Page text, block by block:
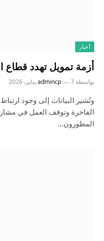
أخبار
أزمة تمويل تهدد قطاع
بواسطة admincp 7 يناير، 2026
وتُشير البيانات إلى وجود
الفاخرة وتوقف العمل في
المطورون…